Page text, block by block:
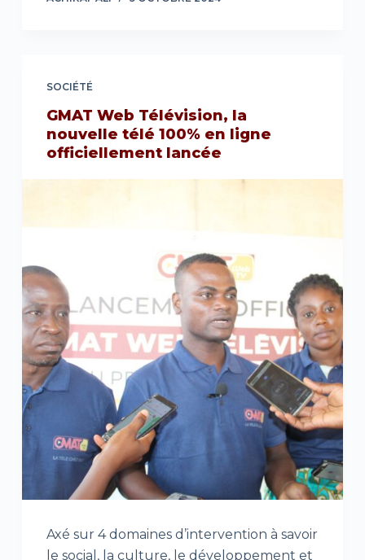
SOCIÉTÉ
GMAT Web Télévision, la
nouvelle télé 100% en ligne
officiellement lancée
Axé sur 4 domaines d’intervention à savoir
le social, la culture, le développement et